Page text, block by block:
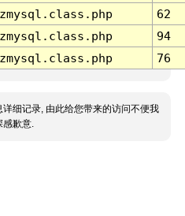
62
94
76
详细记录, 由此给您带来的访问不便我
感歉意.